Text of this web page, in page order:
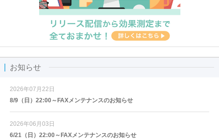
お知らせ
2026年07月22日
8/9（日）22:00～FAXメンテナンスのお知らせ
2026年06月03日
6/21（日）22:00～FAXメンテナンスのお知らせ